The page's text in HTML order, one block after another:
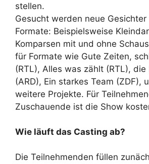
stellen.
Gesucht werden neue
Formate: Beispielsweise
Komparsen mit und ohne
für Formate wie Gute Zeiten,
(RTL), Alles was zählt (RTL), die
(ARD), Ein starkes Team (ZDF),
weitere Projekte. Für
Zuschauende ist die Show
Wie läuft das Casting ab?
Die Teilnehmenden füllen